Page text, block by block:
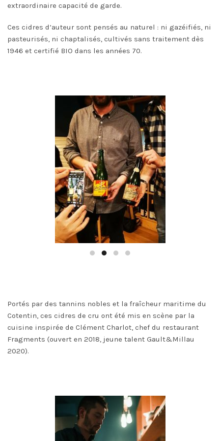
extraordinaire capacité de garde.
Ces cidres d’auteur sont pensés au naturel : ni gazéifiés, ni
pasteurisés, ni chaptalisés, cultivés sans traitement dès
1946 et certifié BIO dans les années 70.
Portés par des tannins nobles et la fraîcheur maritime du
Cotentin, ces cidres de cru ont été mis en scène par la
cuisine inspirée de Clément Charlot, chef du restaurant
Fragments (ouvert en 2018, jeune talent Gault&Millau
2020).